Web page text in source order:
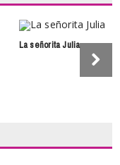
La señorita Julia